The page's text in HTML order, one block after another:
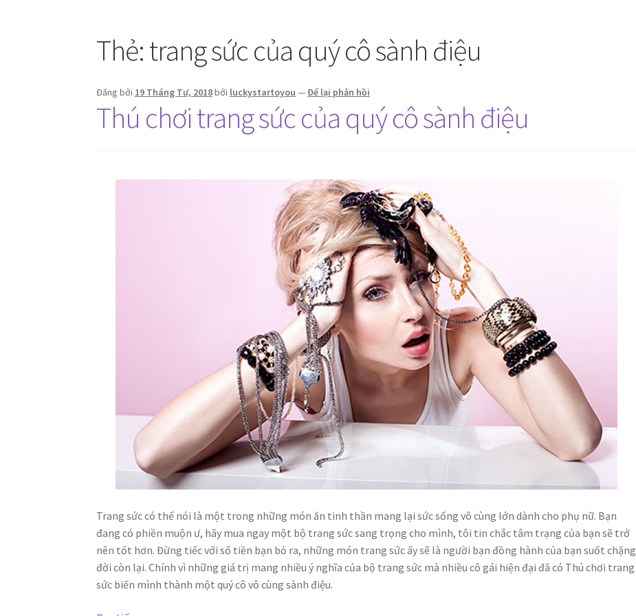
Thẻ:trang sức của quý cô sành điệu
Đăng bởi 19 Tháng Tư, 2018bởi luckystartoyou —Để lại phản hồi
Thú chơi trang sức của quý cô sành điệu
Trang sức có thể nói là một trong những món ăn tinh thần mang lại sức sống vô cùng lớn dành cho phụ nữ. Bạn
đang có phiền muộn ư, hãy mua ngay một bộ trang sức sang trọng cho mình, tôi tin chắc tâm trạng của bạn sẽ trở
nên tốt hơn. Đừng tiếc với số tiền bạn bỏ ra, những món trang sức ấy sẽ là người bạn đồng hành của bạn suốt chặng
đời còn lại. Chính vì những giá trị mang nhiều ý nghĩa của bộ trang sức mà nhiều cô gái hiện đại đã có Thú chơi trang
sức biến mình thành một quý cô vô cùng sành điệu.